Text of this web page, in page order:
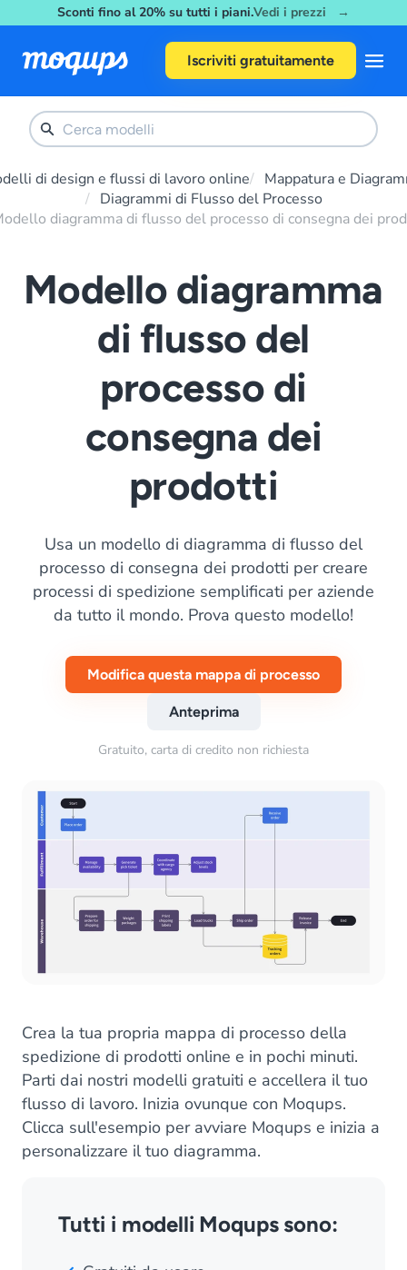
Skip to contentSconti fino al 20% su tutti i piani.Vedi i prezzi →
Iscriviti gratuitamente
di design e flussi di lavoro online
Mappatura e
Diagrammi di Flusso del Processo
diagramma di flusso del processo di consegna dei
Modello diagramma
di flusso del
processo di
consegna dei
prodotti
Usa un modello di diagramma di flusso del
processo di consegna dei prodotti per creare
processi di spedizione semplificati per aziende
da tutto il mondo. Prova questo modello!
Modifica questa mappa di processo
Anteprima
Gratuito, carta di credito non richiesta
Crea la tua propria mappa di processo della
spedizione di prodotti online e in pochi minuti.
Parti dai nostri modelli gratuiti e accellera il tuo
flusso di lavoro. Inizia ovunque con Moqups.
Clicca sull'esempio per avviare Moqups e inizia a
personalizzare il tuo diagramma.
Tutti i modelli Moqups sono: